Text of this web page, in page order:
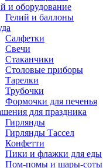
и оборудование
Гелий и баллоны
Салфетки
Свечи
Стаканчики
Столовые приборы
Тарелки
Трубочки
Формочки для печенья
для праздника
Гирлянды
Гирлянды Тассел
Конфетти
Пики и флажки для еды
Пом-помы и шары-соты